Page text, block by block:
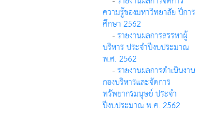
ความรู้ของมหาวิทยาลัย ปีการ
ศึกษา 2562
-รายงานผลการสรรหาผู้
บริหาร ประจำปีงบประมาณ
พ.ศ. 2562
-รายงานผลการดำเนินงาน
กองบริหารและจัดการ
ทรัพยากรมนุษย์ ประจำ
ปีงบประมาณ พ.ศ. 2562